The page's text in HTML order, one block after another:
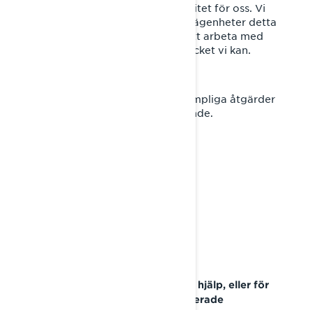
med våra produkter är en prioritet för oss. Vi
ber om ursäkt för eventuella olägenheter detta
kan orsaka dig och fortsätter att arbeta med
att underlätta processen så mycket vi kan.
Tack för att du genast vidtar lämpliga åtgärder
med hänsyn till detta meddelande.
Om du har frågor eller behöver hjälp, eller för
att hitta den närmaste auktoriserade